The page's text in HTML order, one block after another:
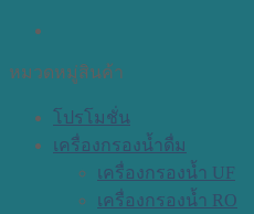
หมวดหมู่สินค้า
โปรโมชั่น
เครื่องกรองน้ำดื่ม
เครื่องกรองน้ำ UF
เครื่องกรองน้ำ RO